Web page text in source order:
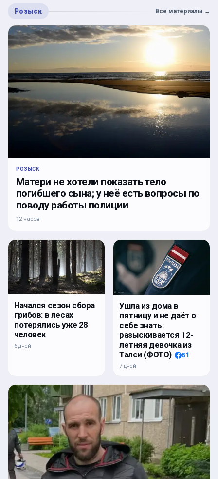
Розыск Все материалы →
РОЗЫСК
Матери не хотели показать тело
погибшего сына; у неё есть вопросы по
поводу работы полиции
12 часов
Начался сезон сбора
грибов: в лесах
потерялись уже 28
человек
6 дней
Ушла из дома в
пятницу и не даёт о
себе знать:
разыскивается 12-
летняя девочка из
Талси (ФОТО)
81
7 дней